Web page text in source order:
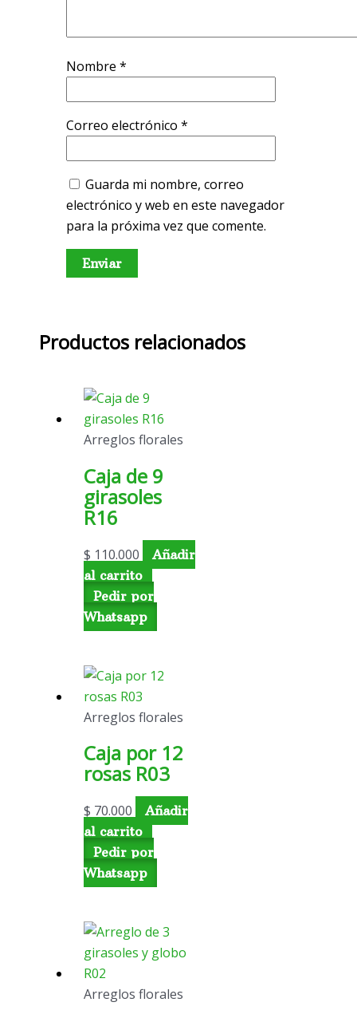
Nombre *
Correo electrónico *
Guarda mi nombre, correo
electrónico y web en este navegador
para la próxima vez que comente.
Productos relacionados
Arreglos florales
Caja de 9
girasoles
R16
$ 110.000
Añadir
al carrito
Pedir por
Whatsapp
Arreglos florales
Caja por 12
rosas R03
$ 70.000
Añadir
al carrito
Pedir por
Whatsapp
Arreglos florales